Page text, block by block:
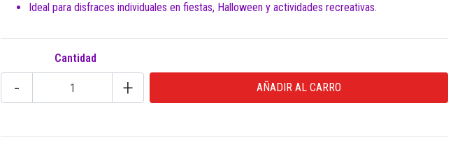
Ideal para disfraces individuales en fiestas, Halloween y actividades recreativas.
Cantidad
- +